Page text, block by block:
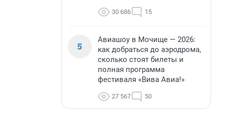
30 686 15
5
Авиашоу в Мочище — 2026:
как добраться до аэродрома,
сколько стоят билеты и
полная программа
фестиваля «Вива Авиа!»
27 567 50